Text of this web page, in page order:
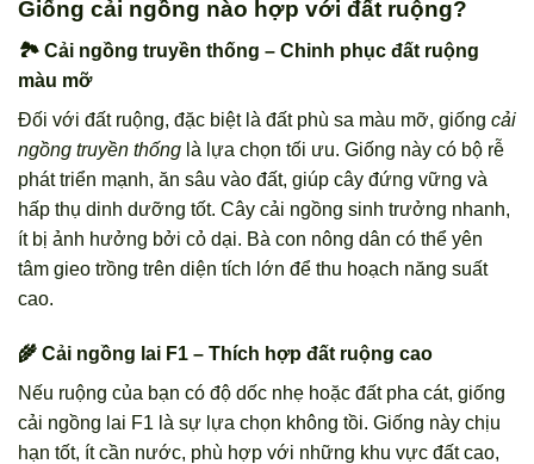
Giống cải ngồng nào hợp với đất ruộng?
🏞️ Cải ngồng truyền thống – Chinh phục đất ruộng
màu mỡ
Đối với đất ruộng, đặc biệt là đất phù sa màu mỡ, giống cải
ngồng truyền thống là lựa chọn tối ưu. Giống này có bộ rễ
phát triển mạnh, ăn sâu vào đất, giúp cây đứng vững và
hấp thụ dinh dưỡng tốt. Cây cải ngồng sinh trưởng nhanh,
ít bị ảnh hưởng bởi cỏ dại. Bà con nông dân có thể yên
tâm gieo trồng trên diện tích lớn để thu hoạch năng suất
cao.
🌾 Cải ngồng lai F1 – Thích hợp đất ruộng cao
Nếu ruộng của bạn có độ dốc nhẹ hoặc đất pha cát, giống
cải ngồng lai F1 là sự lựa chọn không tồi. Giống này chịu
hạn tốt, ít cần nước, phù hợp với những khu vực đất cao,